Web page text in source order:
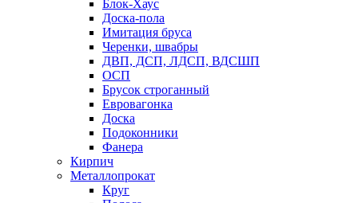
Блок-Хаус
Доска-пола
Имитация бруса
Черенки, швабры
ДВП, ДСП, ЛДСП, ВДСШП
ОСП
Брусок строганный
Евровагонка
Доска
Подоконники
Фанера
Кирпич
Металлопрокат
Круг